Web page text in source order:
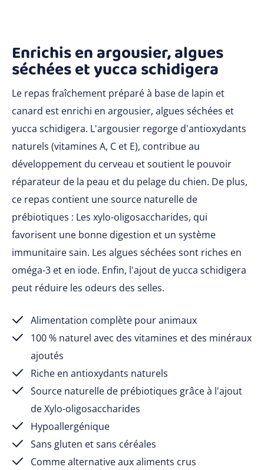
Enrichis en argousier, algues
séchées et yucca schidigera
Le repas fraîchement préparé à base de lapin et
canard est enrichi en argousier, algues séchées et
yucca schidigera. L'argousier regorge d'antioxydants
naturels (vitamines A, C et E), contribue au
développement du cerveau et soutient le pouvoir
réparateur de la peau et du pelage du chien. De plus,
ce repas contient une source naturelle de
prébiotiques : Les xylo-oligosaccharides, qui
favorisent une bonne digestion et un système
immunitaire sain. Les algues séchées sont riches en
oméga-3 et en iode. Enfin, l'ajout de yucca schidigera
peut réduire les odeurs des selles.
Alimentation complète pour animaux
100 % naturel avec des vitamines et des minéraux
ajoutés
Riche en antioxydants naturels
Source naturelle de prébiotiques grâce à l'ajout
de Xylo-oligosaccharides
Hypoallergénique
Sans gluten et sans céréales
Comme alternative aux aliments crus